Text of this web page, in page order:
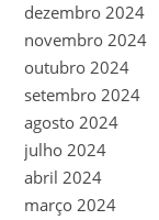
dezembro 2024
novembro 2024
outubro 2024
setembro 2024
agosto 2024
julho 2024
abril 2024
março 2024